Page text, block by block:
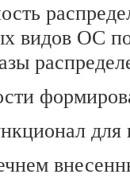
видов ОС